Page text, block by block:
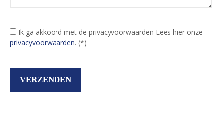
Ik ga akkoord met de privacyvoorwaarden Lees hier onze
privacyvoorwaarden. (*)